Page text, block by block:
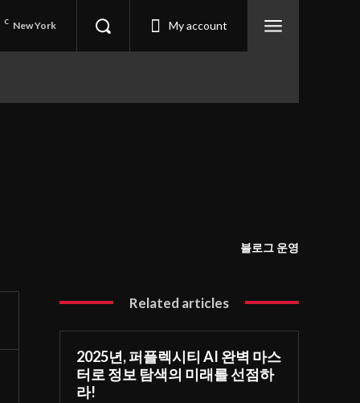
C New York My account
블로그 운영
Related articles
2025년, 퍼플렉시티 AI 완벽 마스
터로 정보 탐색의 미래를 선점하
라!